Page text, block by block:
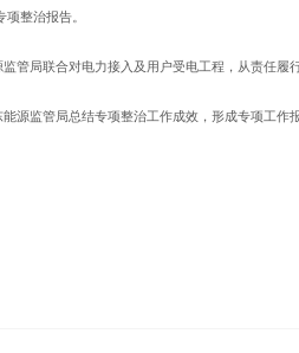
整治报告。
管局联合对电力接入及用户受电工程，从责任履
源监管局总结专项整治工作成效，形成专项工作报